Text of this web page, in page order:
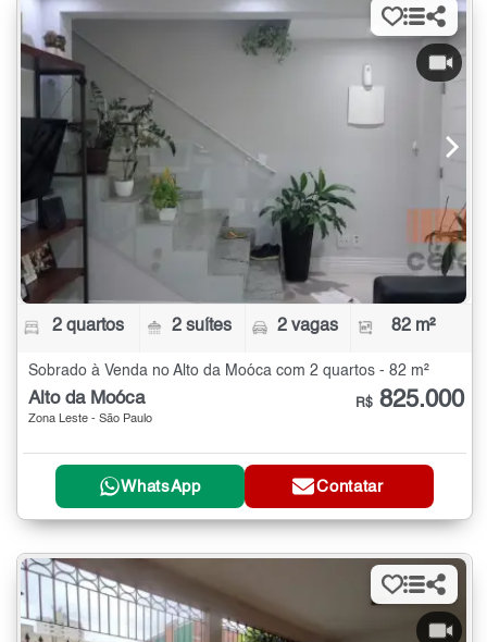
2 quartos 2 suítes 2 vagas 82 m²
Sobrado à Venda no Alto da Moóca com 2 quartos - 82 m²
Alto da Moóca
Zona Leste - São Paulo
R$ 825.000
WhatsApp Contatar